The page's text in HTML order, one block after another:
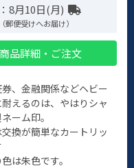
8月10日(月)
郵便受けへお届け）
商品詳細・ご注文
、金融関係などヘビー
えるのは、やはりシャ
ーム印。
換が簡単なカートリッ
は朱色です。